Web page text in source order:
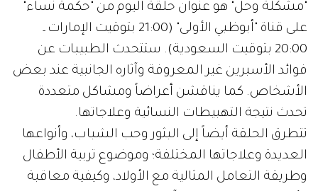
"مشكلة وحل" هو عنوان حلقة اليوم من "حكمة نساء"
على قناة "أبوظبي الأولى" (21:00 بتوقيت الإمارات ـ
20:00 بتوقيت السعودية). ستتحدث الطبيبات عن
فوائد الأسبرين غير المعروفة وآثاره الجانبية عند بعض
الأشخاص. كما يناقشن أعراضاً ومشاكل متعددة
تحدث نتيجة التهبيطات النسائية وعلاجاتها.
تتطرق الحلقة أيضاً إلى البثور وحب الشباب، وأنواعها
العديدة وعلاجاتها المختلفة؛ وموضوع تربية الأطفال
وطريقة التعامل المثالية مع الأولاد، وكيفية معاقبة